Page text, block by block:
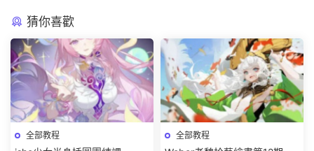
猜你喜歡
全部教程 全部教程